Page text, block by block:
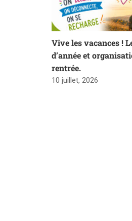
Vive les vacances !
d’année et
rentrée.
10 juillet, 2026